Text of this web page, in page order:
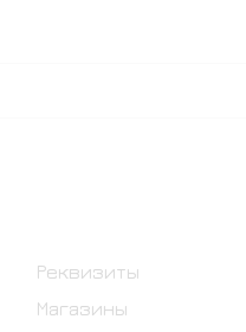
Реквизиты
Магазины